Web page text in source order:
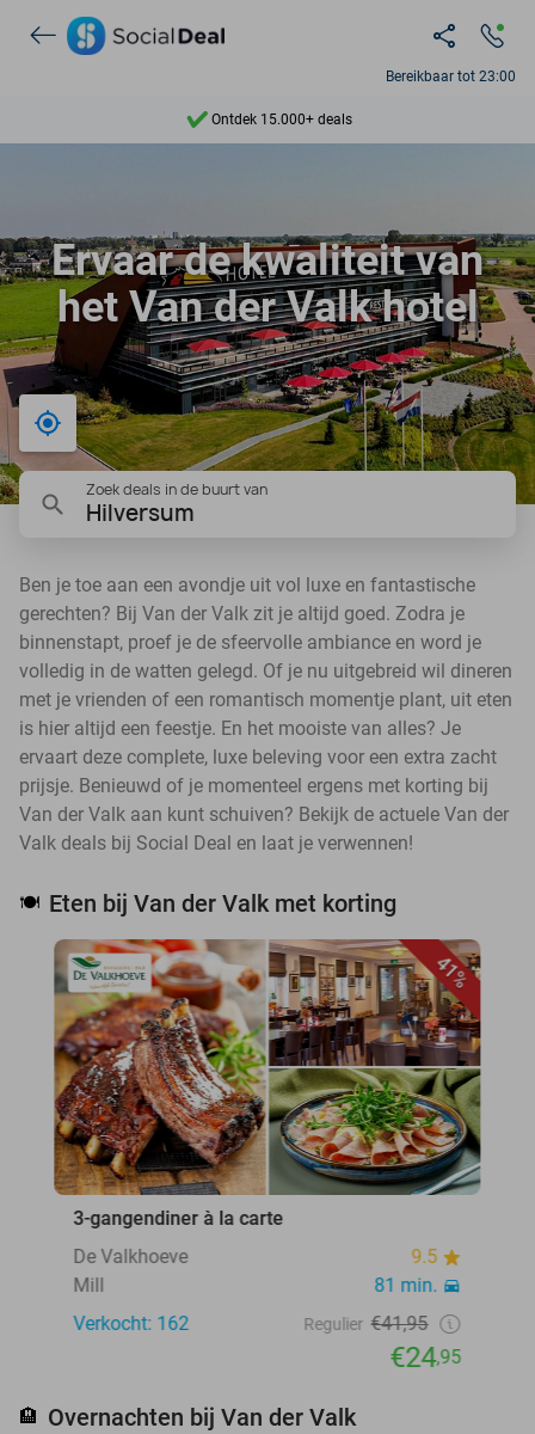
Bereikbaar tot 23:00
Ontdek 15.000+ deals
9,4
Ontdek 15.000+ deals
Ervaar de kwaliteit van
het Van der Valk hotel
Bij mij in de buurt
Zoek deals in de buurt van
Hilversum
Ben je toe aan een avondje uit vol luxe en fantastische
gerechten? Bij Van der Valk zit je altijd goed. Zodra je
binnenstapt, proef je de sfeervolle ambiance en word je
volledig in de watten gelegd. Of je nu uitgebreid wil dineren
met je vrienden of een romantisch momentje plant, uit eten
is hier altijd een feestje. En het mooiste van alles? Je
ervaart deze complete, luxe beleving voor een extra zacht
prijsje. Benieuwd of je momenteel ergens met korting bij
Van der Valk aan kunt schuiven? Bekijk de actuele Van der
Valk deals bij Social Deal en laat je verwennen!
🍽️ Eten bij Van der Valk met korting
41%
3-gangendiner à la carte
De Valkhoeve
9.5
Mill
81 min.
Verkocht: 162
Regulier €41,95
€24,95
🏨 Overnachten bij Van der Valk